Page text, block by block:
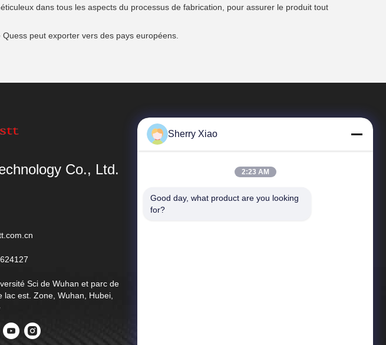
dans tous les aspects du processus de fabrication, pour assurer le produit tout
peut exporter vers des pays européens.
Co., Ltd.
Sci de Wuhan et parc de
est. Zone, Wuhan, Hubei,
Liens Rapides
Sherry Xiao
2:23 AM
Good day, what product are you looking
for?